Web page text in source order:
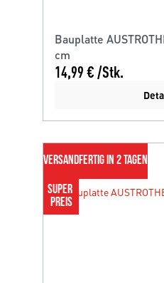
Bauplatte
cm
14,99 € /Stk.
VERSANDFERTIG IN 2 TAGEN
SUPER
PREIS